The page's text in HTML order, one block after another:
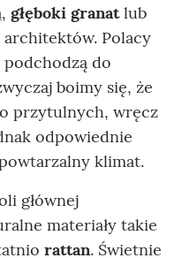
, głęboki granatlub
Polacy
do
boimy się, że
przytulnych, wręcz
odpowiednie
klimat.
głównej
materiały takie
rattan. Świetnie